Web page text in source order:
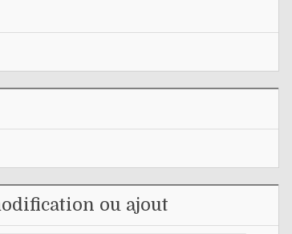
ou ajout